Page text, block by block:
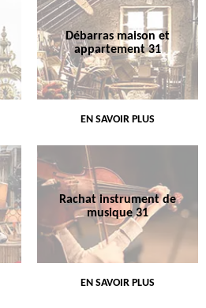
Débarras maison et
appartement 31
EN SAVOIR PLUS
Rachat instrument de
musique 31
EN SAVOIR PLUS